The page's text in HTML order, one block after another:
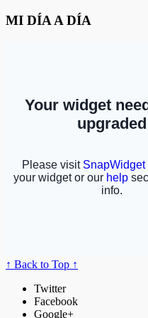
MI DÍA A DÍA
↑ Back to Top ↑
Twitter
Facebook
Google+